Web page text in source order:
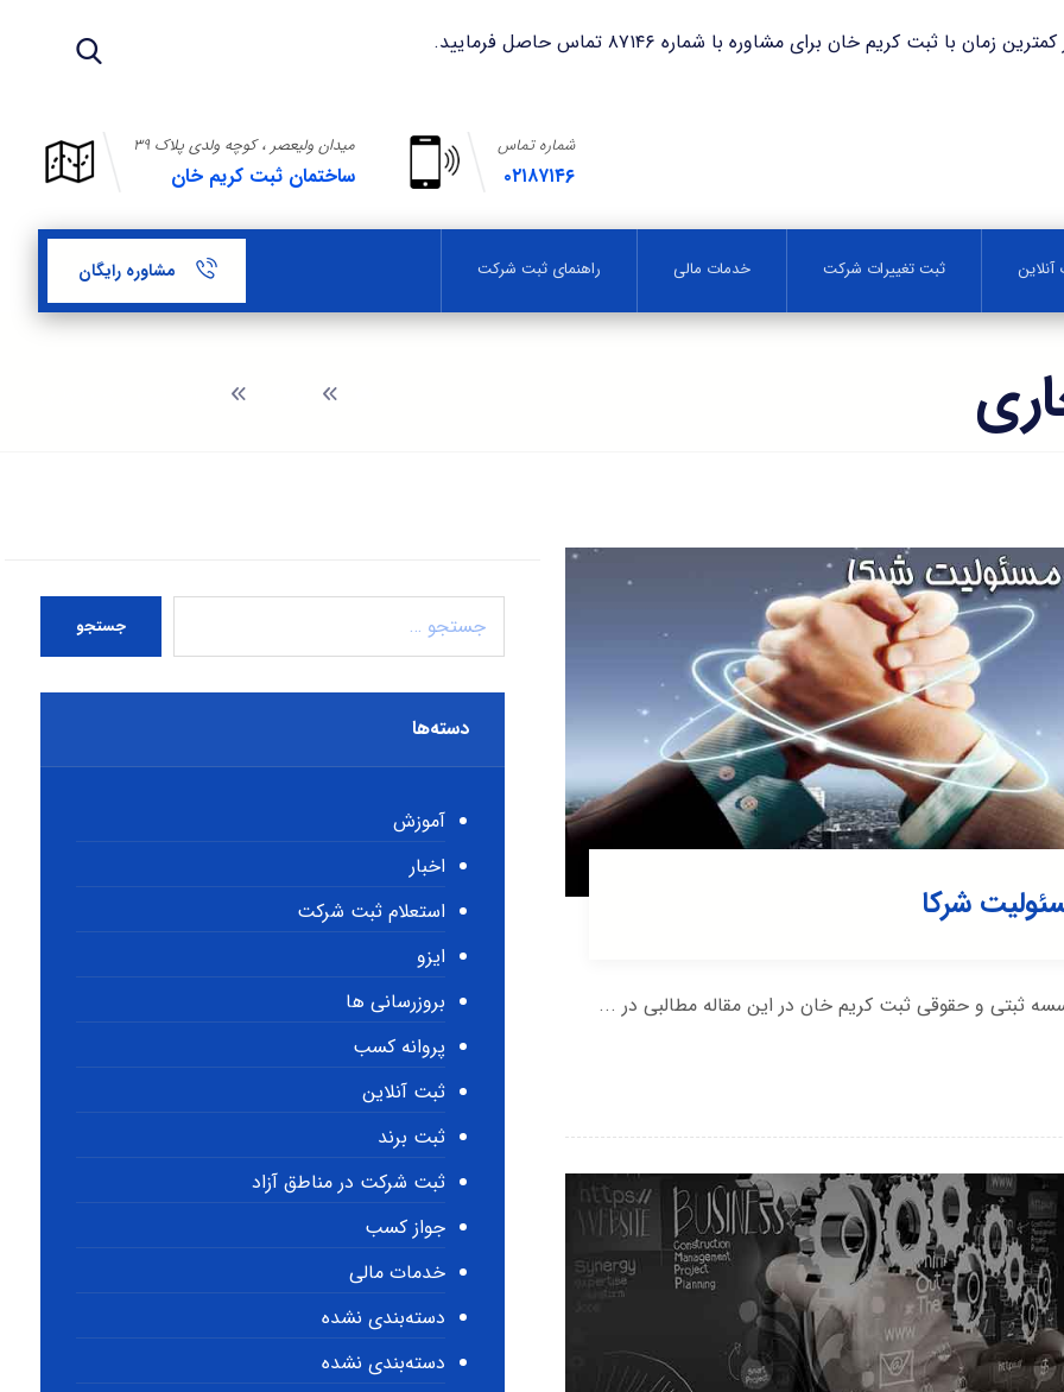
کریم خان برای مشاوره با شماره ۸۷۱۴۶ تماس حاصل فرمایید.
میدان ولیعصر ، کوچه ولدی پلاک ۳۹
ساختمان ثبت کریم خان
شماره تماس
۰۲۱۸۷۱۴۶
ثبت تغییرات شرکت خدمات مالی راهنمای ثبت شرکت مشاوره رایگان
شرکا
ثبتی و حقوقی ثبت کریم خان در این مقاله مطالبی در ...
جستجو
دسته‌ها
آموزش
اخبار
استعلام ثبت شرکت
ایزو
بروزرسانی ها
پروانه کسب
ثبت آنلاین
ثبت برند
ثبت شرکت در مناطق آزاد
جواز کسب
خدمات مالی
دسته‌بندی نشده
دسته‌بندی نشده